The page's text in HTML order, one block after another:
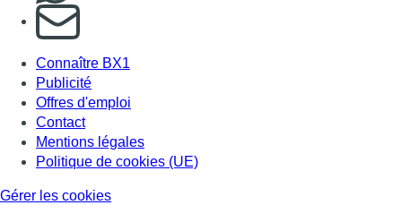
S'abonner à notre newsletter
Connaître BX1
Publicité
Offres d'emploi
Contact
Mentions légales
Politique de cookies (UE)
Gérer les cookies